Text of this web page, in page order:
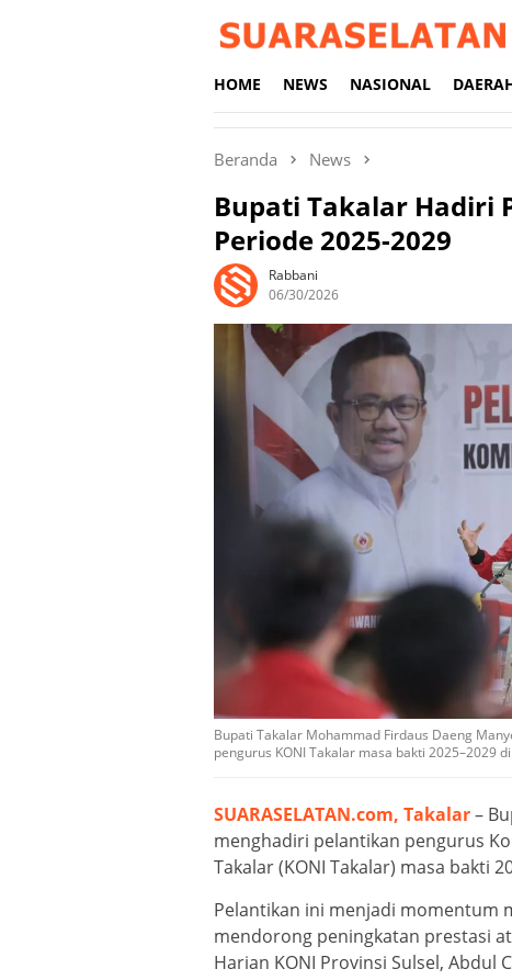
HOME NEWS NASIONAL
Beranda News
Bupati Takalar Hadiri
Periode 2025-2029
Rabbani
06/30/2026
Bupati Takalar Mohammad Firdaus Daeng
pengurus KONI Takalar masa bakti 2025–2029
SUARASELATAN.com, Takalar–
menghadiri pelantikan pengurus
Takalar (KONI Takalar) masa bakti
Pelantikan ini menjadi momentum
mendorong peningkatan prestasi
Harian KONI Provinsi Sulsel, Abdul